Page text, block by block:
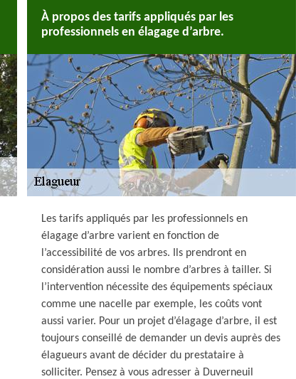
À propos des tarifs appliqués par les
professionnels en élagage d’arbre.
Les tarifs appliqués par les professionnels en
élagage d’arbre varient en fonction de
l’accessibilité de vos arbres. Ils prendront en
considération aussi le nombre d’arbres à tailler. Si
l’intervention nécessite des équipements spéciaux
comme une nacelle par exemple, les coûts vont
aussi varier. Pour un projet d’élagage d’arbre, il est
toujours conseillé de demander un devis auprès des
élagueurs avant de décider du prestataire à
solliciter. Pensez à vous adresser à Duverneuil